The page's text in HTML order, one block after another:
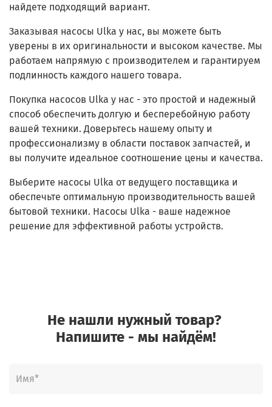
найдете подходящий вариант.
Заказывая насосы Ulka у нас, вы можете быть
уверены в их оригинальности и высоком качестве. Мы
работаем напрямую с производителем и гарантируем
подлинность каждого нашего товара.
Покупка насосов Ulka у нас - это простой и надежный
способ обеспечить долгую и бесперебойную работу
вашей техники. Доверьтесь нашему опыту и
профессионализму в области поставок запчастей, и
вы получите идеальное соотношение цены и качества.
Выберите насосы Ulka от ведущего поставщика и
обеспечьте оптимальную производительность вашей
бытовой техники. Насосы Ulka - ваше надежное
решение для эффективной работы устройств.
Не нашли нужный товар?
Напишите - мы найдём!